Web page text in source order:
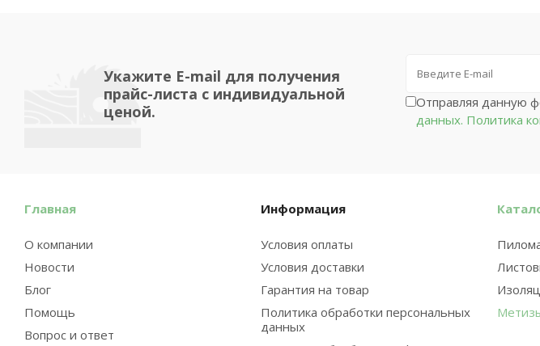
Укажите E-mail для получения
прайс-листа с индивидуальной
ценой.
Отправляя данную
данных. Политика
Главная
О компании
Новости
Блог
Помощь
Вопрос и ответ
Информация
Условия оплаты
Условия доставки
Гарантия на товар
Политика обработки персональных
данных